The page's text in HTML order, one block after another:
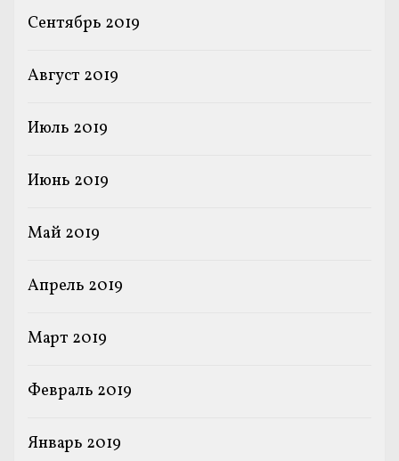
Сентябрь 2019
Август 2019
Июль 2019
Июнь 2019
Май 2019
Апрель 2019
Март 2019
Февраль 2019
Январь 2019